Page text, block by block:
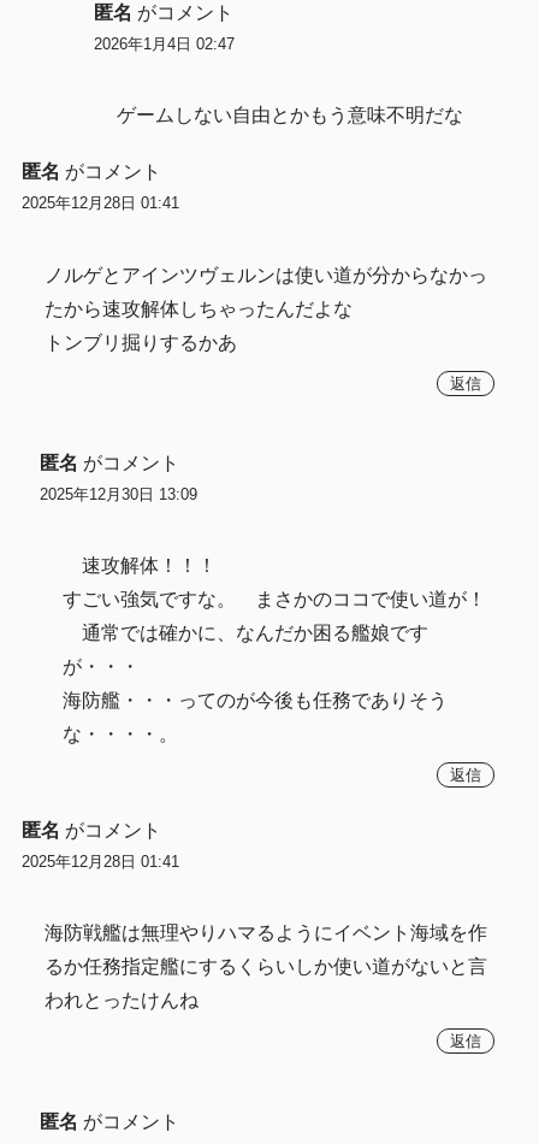
匿名 がコメント
2026年1月4日 02:47
ゲームしない自由とかもう意味不明だな
匿名 がコメント
2025年12月28日 01:41
ノルゲとアインツヴェルンは使い道が分からなかっ
たから速攻解体しちゃったんだよな
トンブリ掘りするかあ
返信
匿名 がコメント
2025年12月30日 13:09
速攻解体！！！
すごい強気ですな。 まさかのココで使い道が！
通常では確かに、なんだか困る艦娘です
が・・・
海防艦・・・ってのが今後も任務でありそう
な・・・・。
返信
匿名 がコメント
2025年12月28日 01:41
海防戦艦は無理やりハマるようにイベント海域を作
るか任務指定艦にするくらいしか使い道がないと言
われとったけんね
返信
匿名 がコメント